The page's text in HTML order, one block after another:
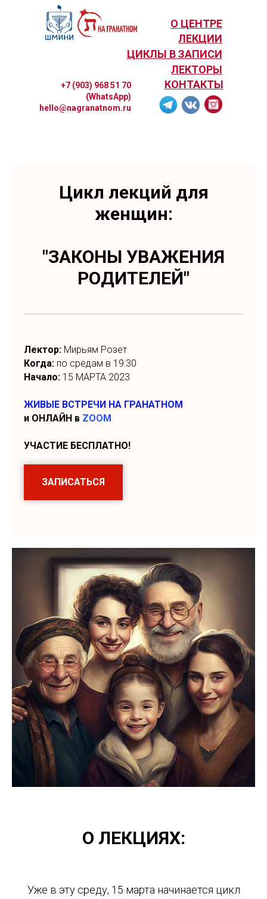
О ЦЕНТРЕ
ЛЕКЦИИ
ЦИКЛЫ В ЗАПИСИ
ЛЕКТОРЫ
КОНТАКТЫ
+7 (903) 968 51 70
(WhatsApp)
hello@nagranatnom.ru
Цикл лекций для
женщин:
"ЗАКОНЫ УВАЖЕНИЯ
РОДИТЕЛЕЙ"
Лектор: Мирьям Розет
Когда: по средам в 19:30
Начало: 15 МАРТА 2023
ЖИВЫЕ ВСТРЕЧИ НА ГРАНАТНОМ
и ОНЛАЙН в ZOOM
УЧАСТИЕ БЕСПЛАТНО!
ЗАПИСАТЬСЯ
О ЛЕКЦИЯХ:
Уже в эту среду, 15 марта начинается цикл